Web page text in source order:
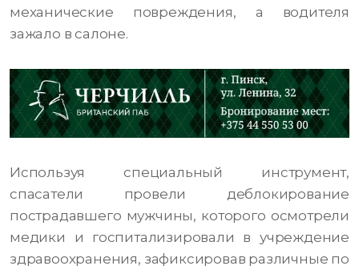
механические повреждения, а водителя
зажало в салоне.
Используя специальный инструмент,
спасатели провели деблокирование
пострадавшего мужчины, которого осмотрели
медики и госпитализировали в учреждение
здравоохранения, зафиксировав различные по